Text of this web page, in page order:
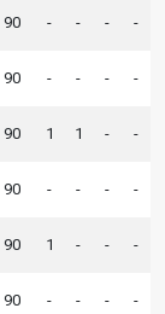
90 - - - -
90 - - - -
90 1 1 - -
90 - - - -
90 1 - - -
90 - - - -